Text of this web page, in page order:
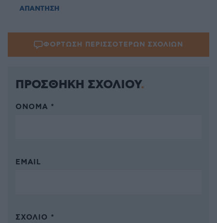
ΑΠΑΝΤΗΣΗ
ΦΟΡΤΩΣΗ ΠΕΡΙΣΣΟΤΕΡΩΝ ΣΧΟΛΙΩΝ
ΠΡΟΣΘΗΚΗ ΣΧΟΛΙΟΥ
ΌΝΟΜΑ *
EMAIL
ΣΧΌΛΙΟ *